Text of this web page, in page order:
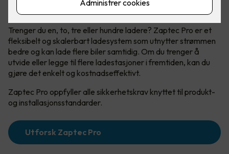
Zaptec Pro
Trenger du en, to, tre eller hundre ladere? Zaptec Pro er et
fleksibelt og skalerbart ladesystem som utnytter strømmen
bedre og kan lade flere biler samtidig. Om du trenger å
utvide eller legge til flere ladestasjoner i fremtiden, kan du
gjøre det enkelt og kostnadseffektivt.
Zaptec Pro oppfyller alle sikkerhetskrav knyttet til produkt-
og installasjonsstandarder.
Utforsk Zaptec Pro